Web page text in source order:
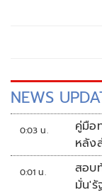
NEWS
0:03 น.
คู่มือ
หลัง
0:01 น.
สอบ
มั่น'รั